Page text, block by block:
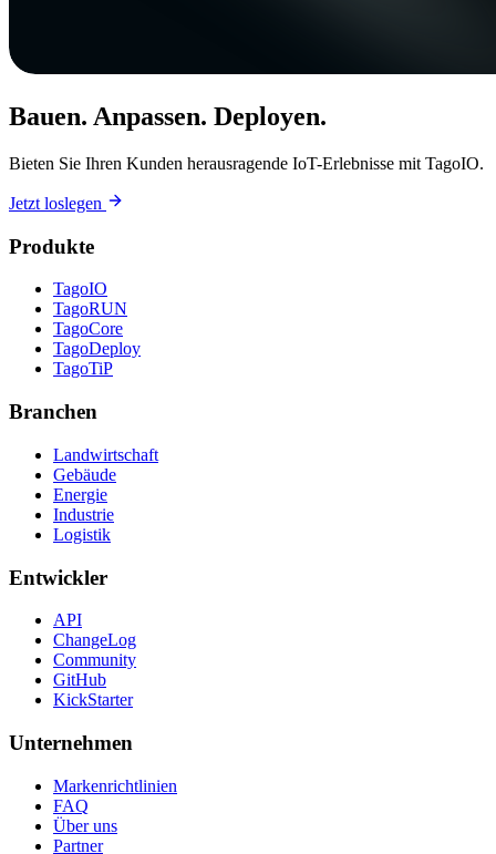
Bauen. Anpassen. Deployen.
Bieten Sie Ihren Kunden herausragende IoT-Erlebnisse mit TagoIO.
Jetzt loslegen
Produkte
TagoIO
TagoRUN
TagoCore
TagoDeploy
TagoTiP
Branchen
Landwirtschaft
Gebäude
Energie
Industrie
Logistik
Entwickler
API
ChangeLog
Community
GitHub
KickStarter
Unternehmen
Markenrichtlinien
FAQ
Über uns
Partner